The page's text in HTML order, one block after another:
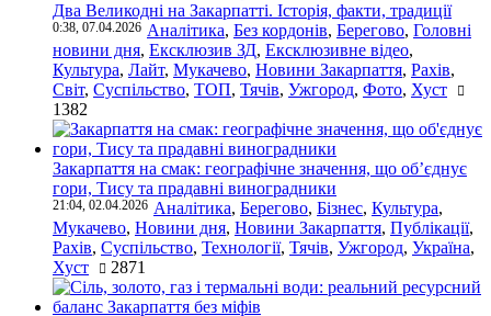
Два Великодні на Закарпатті. Історія, факти, традиції
0:38, 07.04.2026 Аналітика, Без кордонів, Берегово, Головні
новини дня, Ексклюзив ЗД, Ексклюзивне відео,
Культура, Лайт, Мукачево, Новини Закарпаття, Рахів,
Світ, Суспільство, ТОП, Тячів, Ужгород, Фото, Хуст
1382
Закарпаття на смак: географічне значення, що об’єднує
гори, Тису та прадавні виноградники
21:04, 02.04.2026 Аналітика, Берегово, Бізнес, Культура,
Мукачево, Новини дня, Новини Закарпаття, Публікації,
Рахів, Суспільство, Технології, Тячів, Ужгород, Україна,
Хуст
2871